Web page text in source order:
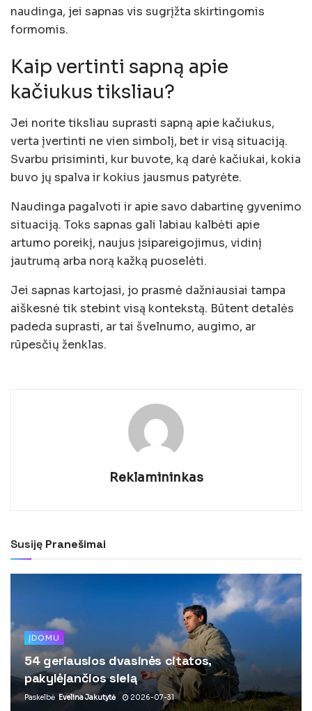
naudinga, jei sapnas vis sugrįžta skirtingomis
formomis.
Kaip vertinti sapną apie
kačiukus tiksliau?
Jei norite tiksliau suprasti sapną apie kačiukus,
verta įvertinti ne vien simbolį, bet ir visą situaciją.
Svarbu prisiminti, kur buvote, ką darė kačiukai, kokia
buvo jų spalva ir kokius jausmus patyrėte.
Naudinga pagalvoti ir apie savo dabartinę gyvenimo
situaciją. Toks sapnas gali labiau kalbėti apie
artumo poreikį, naujus įsipareigojimus, vidinį
jautrumą arba norą kažką puoselėti.
Jei sapnas kartojasi, jo prasmė dažniausiai tampa
aiškesnė tik stebint visą kontekstą. Būtent detalės
padeda suprasti, ar tai švelnumo, augimo, ar
rūpesčių ženklas.
Reklamininkas
Susiję Pranešimai
ĮDOMU
54 geriausios dvasinės citatos,
pakylėjančios sielą
Paskelbė Evelina Jakutytė 2026-07-31